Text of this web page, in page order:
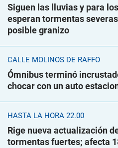
Siguen las lluvias y para
esperan tormentas
posible granizo
CALLE MOLINOS DE RAFFO
Ómnibus terminó
chocar con un auto
HASTA LA HORA 22.00
Rige nueva actualización
tormentas fuertes; afecta